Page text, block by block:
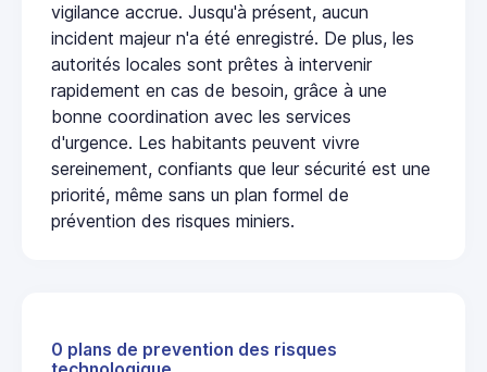
vigilance accrue. Jusqu'à présent, aucun
incident majeur n'a été enregistré. De plus, les
autorités locales sont prêtes à intervenir
rapidement en cas de besoin, grâce à une
bonne coordination avec les services
d'urgence. Les habitants peuvent vivre
sereinement, confiants que leur sécurité est une
priorité, même sans un plan formel de
prévention des risques miniers.
0 plans de prevention des risques